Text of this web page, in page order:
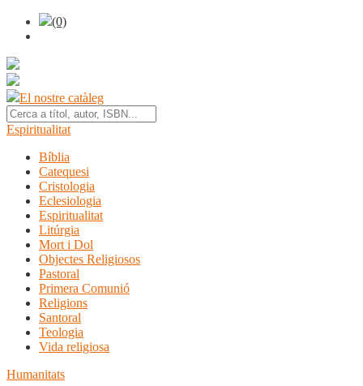
(0)
El nostre catàleg
Espiritualitat
Bíblia
Catequesi
Cristologia
Eclesiologia
Espiritualitat
Litúrgia
Mort i Dol
Objectes Religiosos
Pastoral
Primera Comunió
Religions
Santoral
Teologia
Vida religiosa
Humanitats